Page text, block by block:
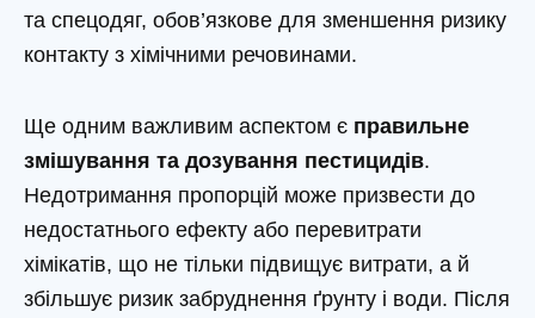
та спецодяг, обов’язкове для зменшення ризику
контакту з хімічними речовинами.
Ще одним важливим аспектом є правильне
змішування та дозування пестицидів.
Недотримання пропорцій може призвести до
недостатнього ефекту або перевитрати
хімікатів, що не тільки підвищує витрати, а й
збільшує ризик забруднення ґрунту і води. Після